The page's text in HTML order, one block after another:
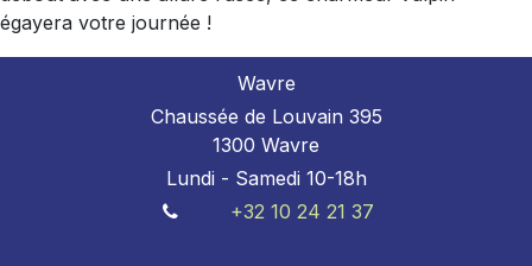
égayera votre journée !
Wavre
Chaussée de Louvain 395
1300 Wavre
Lundi - Samedi 10-18h
+32 10 24 21 37